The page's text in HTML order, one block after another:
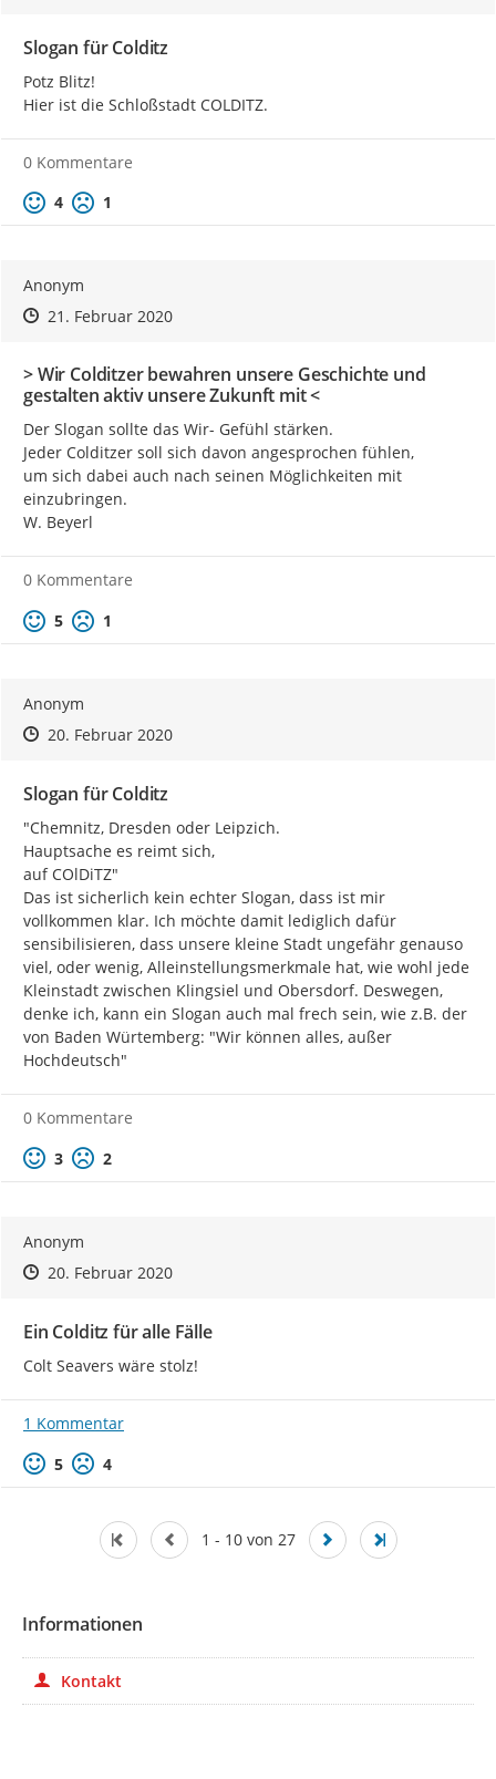
Slogan für Colditz
Potz Blitz!
Hier ist die Schloßstadt COLDITZ.
0 Kommentare
Positive Bewertung
4 Negative Bewertung
1
Anonym
Zeitpunkt des Erstellens
Zeitpunkt des Erstellens
21. Februar 2020Zur Äußerung
> Wir Colditzer bewahren unsere Geschichte und
gestalten aktiv unsere Zukunft mit <
Der Slogan sollte das Wir- Gefühl stärken.
Jeder Colditzer soll sich davon angesprochen fühlen,
um sich dabei auch nach seinen Möglichkeiten mit
einzubringen.
W. Beyerl
0 Kommentare
Positive Bewertung
5 Negative Bewertung
1
Anonym
Zeitpunkt des Erstellens
Zeitpunkt des Erstellens
20. Februar 2020Zur Äußerung
Slogan für Colditz
"Chemnitz, Dresden oder Leipzich.
Hauptsache es reimt sich,
auf COlDiTZ"
Das ist sicherlich kein echter Slogan, dass ist mir
vollkommen klar. Ich möchte damit lediglich dafür
sensibilisieren, dass unsere kleine Stadt ungefähr genauso
viel, oder wenig, Alleinstellungsmerkmale hat, wie wohl jede
Kleinstadt zwischen Klingsiel und Obersdorf. Deswegen,
denke ich, kann ein Slogan auch mal frech sein, wie z.B. der
von Baden Würtemberg: "Wir können alles, außer
Hochdeutsch"
0 Kommentare
Positive Bewertung
3 Negative Bewertung
2
Anonym
Zeitpunkt des Erstellens
Zeitpunkt des Erstellens
20. Februar 2020Zur Äußerung
Ein Colditz für alle Fälle
Colt Seavers wäre stolz!
1 Kommentar
Positive Bewertung
5 Negative Bewertung
4
1 - 10 von 27
Informationen
Kontakt